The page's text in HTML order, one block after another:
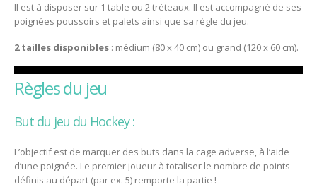
Il est à disposer sur 1 table ou 2 tréteaux. Il est accompagné de ses
poignées poussoirs et palets ainsi que sa règle du jeu.
2 tailles disponibles : médium (80 x 40 cm) ou grand (120 x 60 cm).
règles du jeu
But du jeu du Hockey :
L’objectif est de marquer des buts dans la cage adverse, à l’aide
d’une poignée. Le premier joueur à totaliser le nombre de points
définis au départ (par ex. 5) remporte la partie !